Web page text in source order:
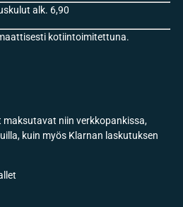
alk. 6,90
kotiintoimitettuna.
niin verkkopankissa,
kuin myös Klarnan laskutuksen